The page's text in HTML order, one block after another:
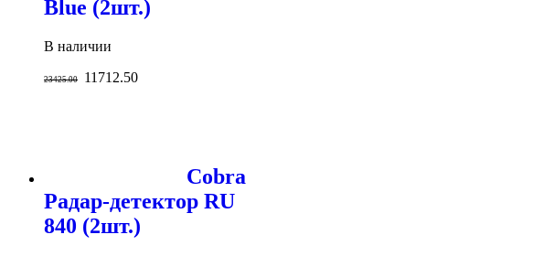
Blue (2шт.)
В наличии
23425.00 11712.50
Cobra
Радар-детектор RU
840 (2шт.)